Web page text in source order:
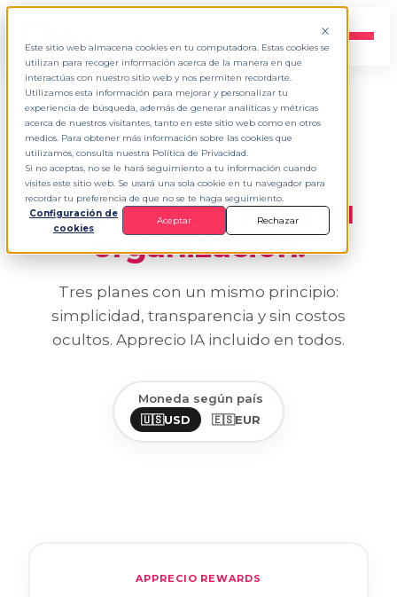
Este sitio web almacena cookies en tu computadora. Estas cookies se
utilizan para recoger información acerca de la manera en que
interactúas con nuestro sitio web y nos permiten recordarte.
Utilizamos esta información para mejorar y personalizar tu
experiencia de búsqueda, además de generar analíticas y métricas
acerca de nuestros visitantes, tanto en este sitio web como en otros
medios. Para obtener más información sobre las cookies que
utilizamos, consulta nuestra Política de Privacidad.
Si no aceptas, no se le hará seguimiento a tu información cuando
visites este sitio web. Se usará una sola cookie en tu navegador para
recordar tu preferencia de que no se te haga seguimiento.
Configuración de
cookies
Aceptar Rechazar
ES
PRECIOS Y PLANES
Elige el plan que
mejor seajusta a tu
organización.
Tres planes con un mismo principio:
simplicidad, transparencia y sin costos
ocultos. Apprecio IA incluido en todos.
Moneda según país
🇺🇸USD 🇪🇸EUR
APPRECIO REWARDS